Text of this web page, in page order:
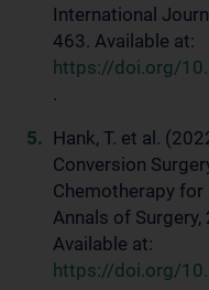
International
463. Available at:
https://doi.org/
.
Hank, T. et al.
Conversion
Chemotherapy for
Annals of
Available at:
https://doi.org/